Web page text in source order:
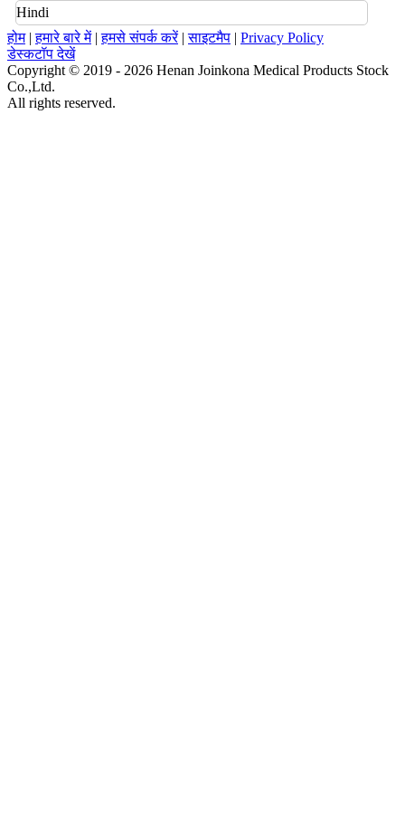
Hindi
होम|हमारे बारे में|हमसे संपर्क करें|साइटमैप | Privacy Policy
डेस्कटॉप देखें
Copyright © 2019 - 2026 Henan Joinkona Medical Products Stock
Co.,Ltd.
All rights reserved.